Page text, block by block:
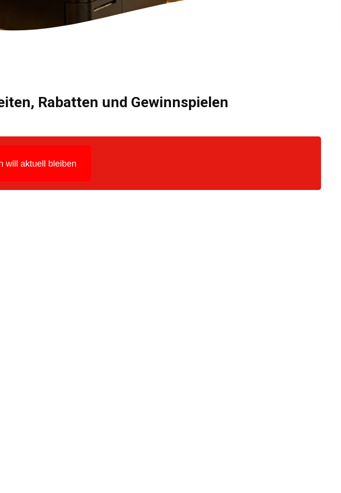
Rabatten und Gewinnspielen
will aktuell bleiben